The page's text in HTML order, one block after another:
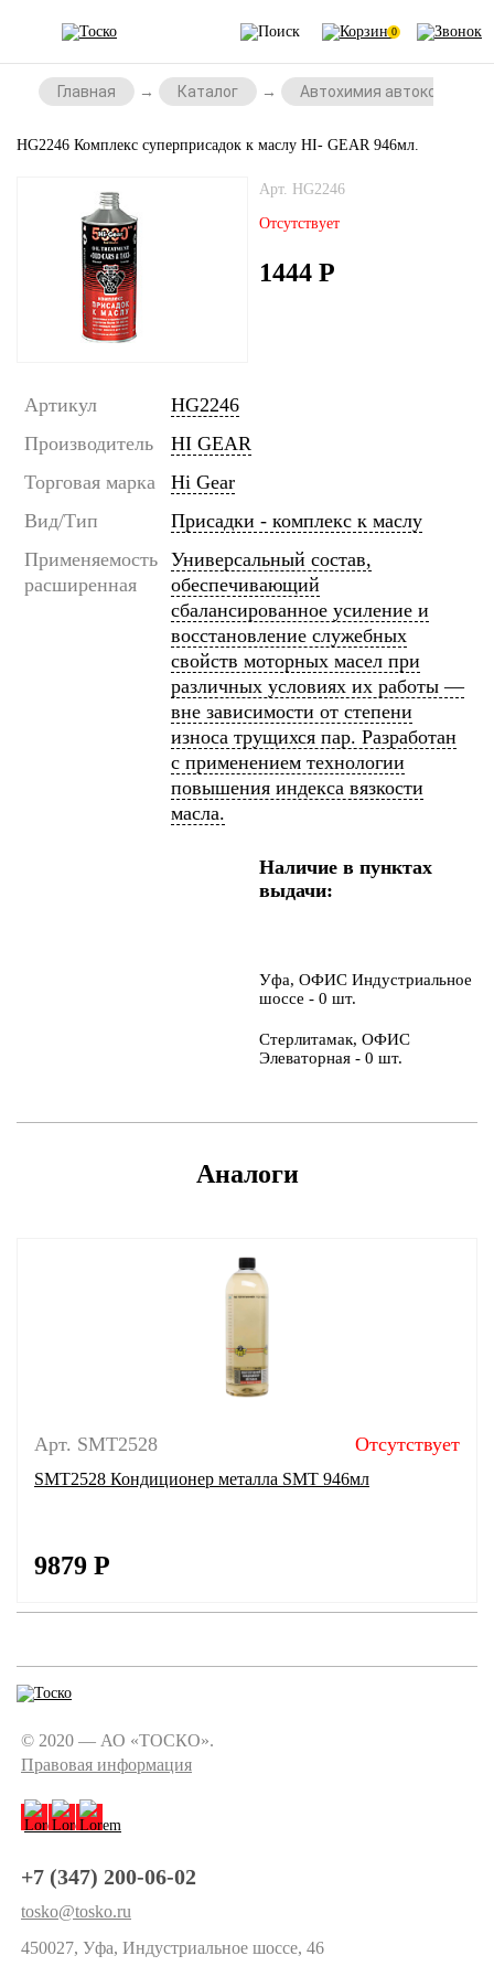
0
Главная Каталог Автохимия
HG2246 Комплекс суперприсадок к маслу HI- GEAR 946мл.
Арт. HG2246
Отсутствует
1444 Р
Артикул
HG2246
Производитель
HI GEAR
Торговая марка
Hi Gear
Вид/Тип
Присадки - комплекс к маслу
Применяемость
расширенная
Универсальный состав,
обеспечивающий
сбалансированное усиление и
восстановление служебных
свойств моторных масел при
различных условиях их работы —
вне зависимости от степени
износа трущихся пар. Разработан
с применением технологии
повышения индекса вязкости
масла.
Наличие в пунктах
выдачи:
Уфа, ОФИС Индустриальное
шоссе - 0 шт.
Стерлитамак, ОФИС
Элеваторная - 0 шт.
Аналоги
Арт. SMT2528 Отсутствует
SMT2528 Кондиционер металла SMT 946мл
9879 Р
© 2020 — АО «ТОСКО».
Правовая информация
+7 (347) 200-06-02
tosko@tosko.ru
450027, Уфа, Индустриальное шоссе, 46